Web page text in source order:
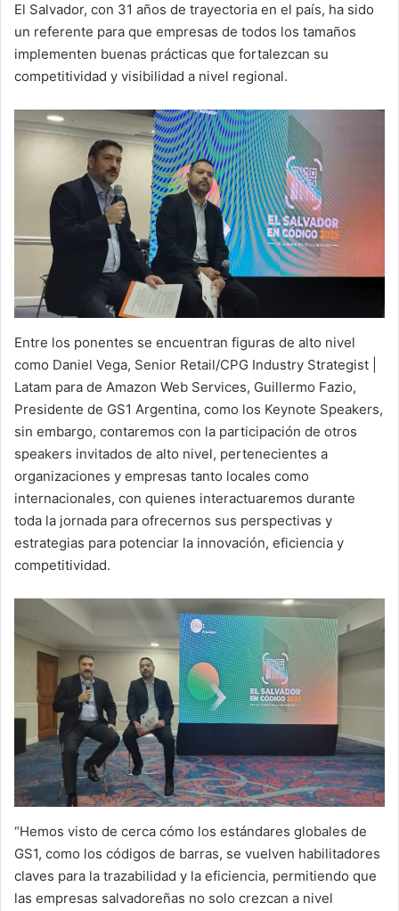
El Salvador, con 31 años de trayectoria en el país, ha sido
un referente para que empresas de todos los tamaños
implementen buenas prácticas que fortalezcan su
competitividad y visibilidad a nivel regional.
Entre los ponentes se encuentran figuras de alto nivel
como Daniel Vega, Senior Retail/CPG Industry Strategist |
Latam para de Amazon Web Services, Guillermo Fazio,
Presidente de GS1 Argentina, como los Keynote Speakers,
sin embargo, contaremos con la participación de otros
speakers invitados de alto nivel, pertenecientes a
organizaciones y empresas tanto locales como
internacionales, con quienes interactuaremos durante
toda la jornada para ofrecernos sus perspectivas y
estrategias para potenciar la innovación, eficiencia y
competitividad.
“Hemos visto de cerca cómo los estándares globales de
GS1, como los códigos de barras, se vuelven habilitadores
claves para la trazabilidad y la eficiencia, permitiendo que
las empresas salvadoreñas no solo crezcan a nivel